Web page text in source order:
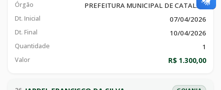
Órgão PREFEITURA MUNICIPAL DE CATALAO
Dt. Inicial 07/04/2026
Dt. Final 10/04/2026
Quantidade 1
Valor R$ 1.300,00